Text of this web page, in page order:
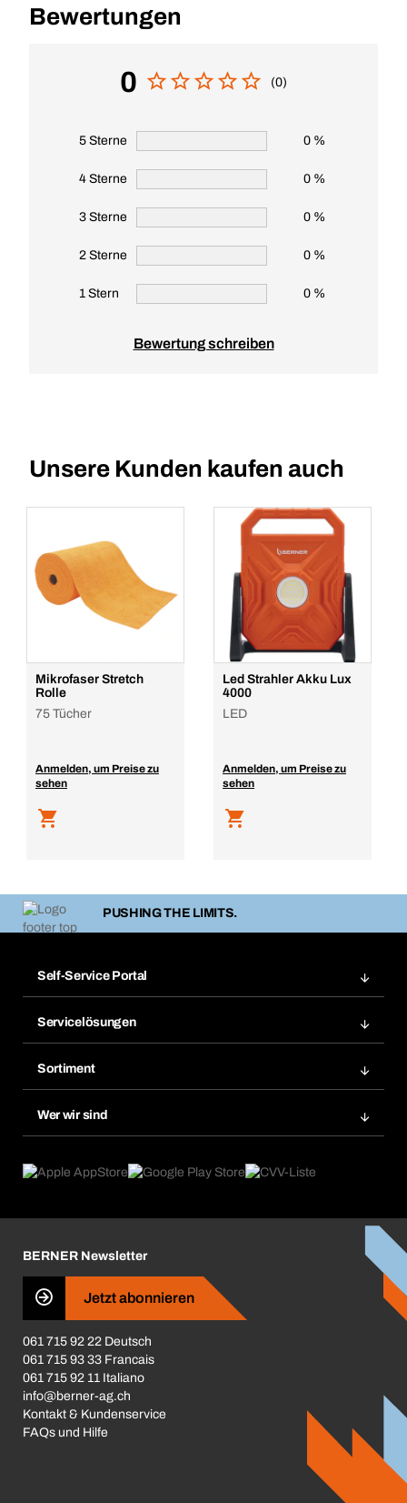
Bewertungen
0 (0)
5 Sterne 0 %
4 Sterne 0 %
3 Sterne 0 %
2 Sterne 0 %
1 Stern 0 %
Bewertung schreiben
Unsere Kunden kaufen auch
Mikrofaser Stretch
Rolle
75 Tücher
Anmelden, um Preise zu
sehen
Led Strahler Akku Lux
4000
LED
Anmelden, um Preise zu
sehen
PUSHING THE LIMITS.
Self-Service Portal
Merklisten
Nachbestellung
Dauerauftrag
Servicelösungen
Gefahrenstoffdatenbank
eProcurement
Produktfinder
Sortiment
Wer wir sind
Was uns antreibt
Business Conduct
BERNER Newsletter
Jetzt abonnieren
061 715 92 22 Deutsch
061 715 93 33 Francais
061 715 92 11 Italiano
info@berner-ag.ch
Kontakt & Kundenservice
FAQs und Hilfe